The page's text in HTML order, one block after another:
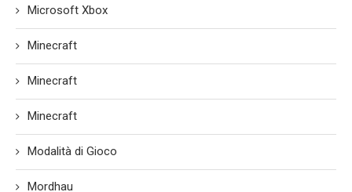
Microsoft Xbox
Minecraft
Minecraft
Minecraft
Modalità di Gioco
Mordhau